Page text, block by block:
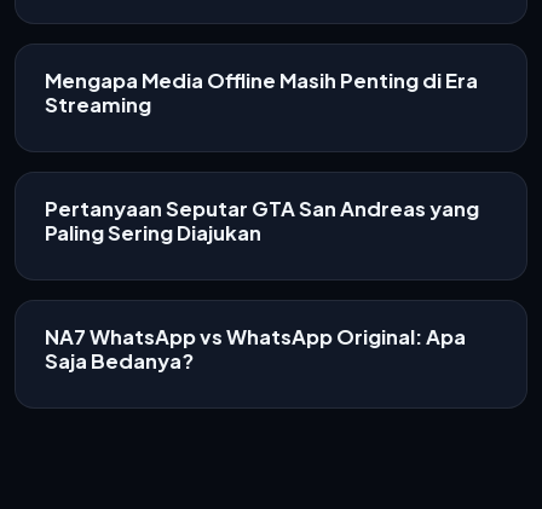
Mengapa Media Offline Masih Penting di Era
Streaming
Pertanyaan Seputar GTA San Andreas yang
Paling Sering Diajukan
NA7 WhatsApp vs WhatsApp Original: Apa
Saja Bedanya?